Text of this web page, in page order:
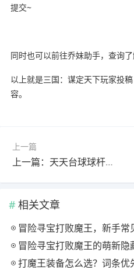
提交~
同时也可以前往乔妹助手，查询
以上就是三国：谋定天下玩家投
容。
上一篇
上一篇：天天台球球杆档案：青龙偃月｜八方来财｜鹤舞玄羽
相关文章
冒险寻宝打败魔王，新手
冒险寻宝打败魔王的萌新隐
打魔王装备怎么选？词条优